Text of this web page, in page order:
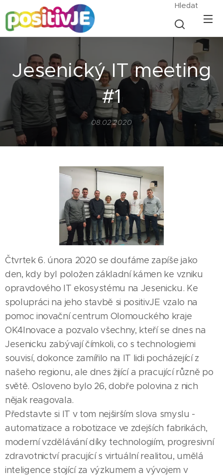
Hledat
Jesenický IT meeting
#1
08.02.2020
Čtvrtek 6. února 2020 se doufáme zapíše jako
den, kdy byl položen základní kámen ke vzniku
opravdového IT ekosystému na Jesenicku. Ke
spolupráci na jeho stavbě si positivJE vzalo na
pomoc inovační centrum Olomouckého kraje
OK4Inovace a pozvalo všechny, kteří se dnes na
Jesenicku zabývají čímkoli, co s technologiemi
souvisí, dokonce zamířilo na IT lidi pocházející z
našeho regionu, ale dnes žijící a pracující různě po
světě. Osloveno bylo 26, dobře polovina z nich
nějak reagovala.
Představte si IT v tom nejširším slova smyslu -
automatizace a robotizace ve zdejších fabrikách,
moderní vzdělávání díky technologiím, progresivní
zdravotnictví pracující s virtuální realitou, umělá
inteligence stojící za výzkumem a vývojem v